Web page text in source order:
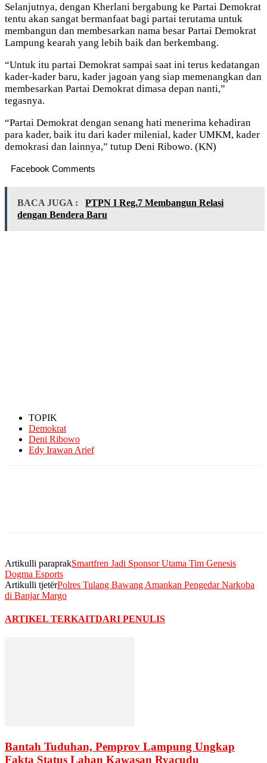
Selanjutnya, dengan Kherlani bergabung ke Partai Demokrat
tentu akan sangat bermanfaat bagi partai terutama untuk
membangun dan membesarkan nama besar Partai Demokrat
Lampung kearah yang lebih baik dan berkembang.
“Untuk itu partai Demokrat sampai saat ini terus kedatangan
kader-kader baru, kader jagoan yang siap memenangkan dan
membesarkan Partai Demokrat dimasa depan nanti,”
tegasnya.
“Partai Demokrat dengan senang hati menerima kehadiran
para kader, baik itu dari kader milenial, kader UMKM, kader
demokrasi dan lainnya,” tutup Deni Ribowo. (KN)
Facebook Comments
BACA JUGA :
PTPN I Reg.7 Membangun Relasi
dengan Bendera Baru
TOPIK
Demokrat
Deni Ribowo
Edy Irawan Arief
Artikulli paraprakSmartfren Jadi Sponsor Utama Tim Genesis
Dogma Esports
Artikulli tjetërPolres Tulang Bawang Amankan Pengedar Narkoba
di Banjar Margo
ARTIKEL TERKAITDARI PENULIS
Bantah Tuduhan, Pemprov Lampung Ungkap
Fakta Status Lahan Kawasan Ryacudu